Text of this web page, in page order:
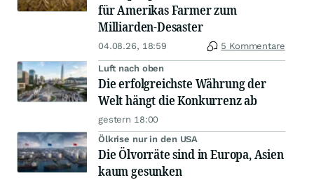
für Amerikas Farmer zum
Milliarden-Desaster
04.08.26, 18:59 5 Kommentare
Luft nach oben
Die erfolgreichste Währung der
Welt hängt die Konkurrenz ab
gestern 18:00
Ölkrise nur in den USA
Die Ölvorräte sind in Europa, Asien
kaum gesunken